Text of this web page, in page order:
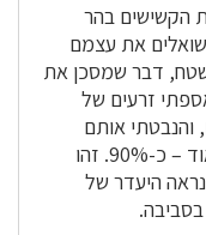
הקשישים בהר
את עצמם
דבר שמסכן את
זרעים של
והנבטתי אותם
בחממה, שיעורי הנביטה היו גבוהים מאוד – כ-90%. זהו
היעדר של